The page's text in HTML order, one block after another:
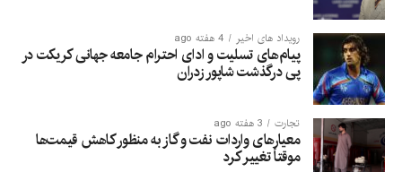
رویداد های اخیر 4 هفته ago
پیام‌های تسلیت و ادای احترام جامعه جهانی کریکت در
پی درگذشت شاپور زدران
تجارت 3 هفته ago
معیارهای واردات نفت و گاز به منظور کاهش قیمت‌ها
موقتاً تغییر کرد